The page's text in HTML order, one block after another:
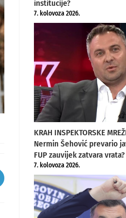
institucije?
7. kolovoza 2026.
KRAH INSPEKTORSKE
Nermin Šehović prevario
FUP zauvijek zatvara vrata?
7. kolovoza 2026.